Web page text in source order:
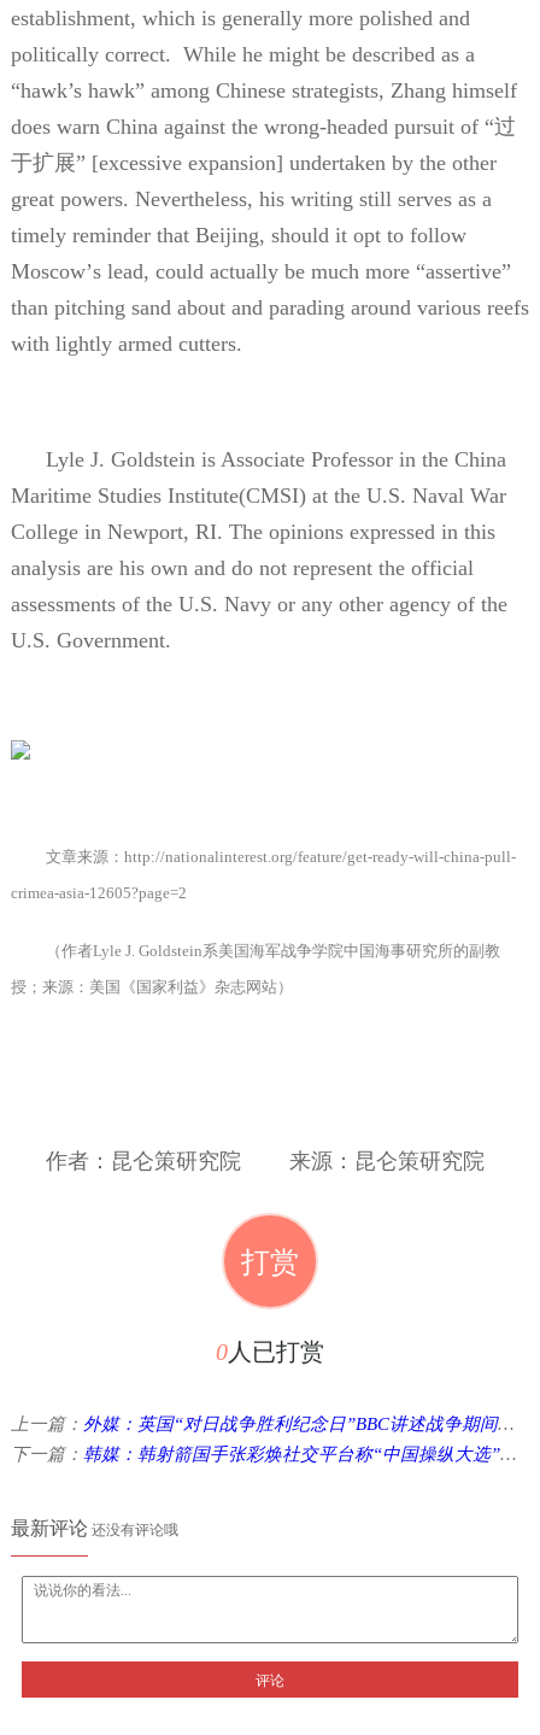
establishment, which is generally more polished and
politically correct. While he might be described as a
“hawk’s hawk” among Chinese strategists, Zhang himself
does warn China against the wrong-headed pursuit of “过
于扩展” [excessive expansion] undertaken by the other
great powers. Nevertheless, his writing still serves as a
timely reminder that Beijing, should it opt to follow
Moscow’s lead, could actually be much more “assertive”
than pitching sand about and parading around various reefs
with lightly armed cutters.
Lyle J. Goldstein is Associate Professor in the China
Maritime Studies Institute(CMSI) at the U.S. Naval War
College in Newport, RI. The opinions expressed in this
analysis are his own and do not represent the official
assessments of the U.S. Navy or any other agency of the
U.S. Government.
文章来源：http://nationalinterest.org/feature/get-ready-will-china-pull-
crimea-asia-12605?page=2
（作者Lyle J. Goldstein系美国海军战争学院中国海事研究所的副教
授；来源：美国《国家利益》杂志网站）
作者：昆仑策研究院 来源：昆仑策研究院
打赏
0人已打赏
上一篇： 外媒：英国“对日战争胜利纪念日”BBC讲述战争期间和战后的轶事“被遗忘的战争” ...
下一篇： 韩媒：韩射箭国手张彩焕社交平台称“中国操纵大选”遭射箭协会处分 ...
最新评论还没有评论哦
评论